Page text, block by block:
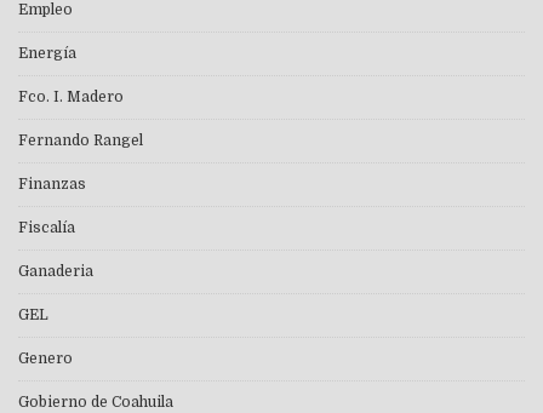
Empleo
Energía
Fco. I. Madero
Fernando Rangel
Finanzas
Fiscalía
Ganaderia
GEL
Genero
Gobierno de Coahuila